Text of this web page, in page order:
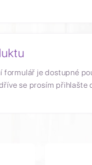
formulář je dostupné
se prosím přihlašte